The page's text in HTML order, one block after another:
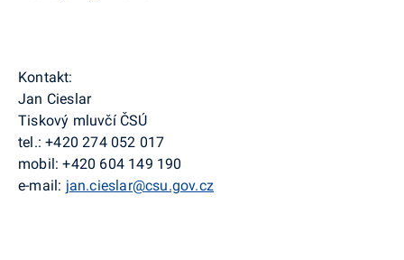
Kontakt:
Jan Cieslar
Tiskový mluvčí ČSÚ
tel.: +420 274 052 017
mobil: +420 604 149 190
e-mail: jan.cieslar@csu.gov.cz